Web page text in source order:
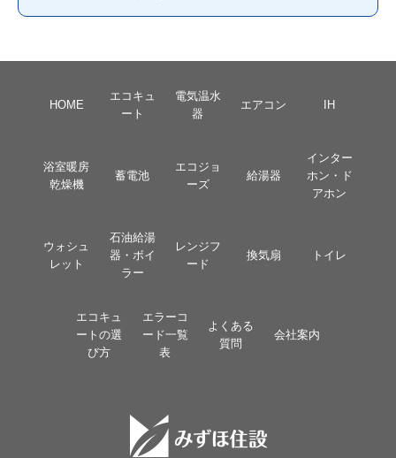
HOME
エコキュ
ート
電気温水
器
エアコン IH
浴室暖房
乾燥機
蓄電池
エコジョ
ーズ
給湯器
インター
ホン・ド
アホン
ウォシュ
レット
石油給湯
器・ボイ
ラー
レンジフ
ード
換気扇 トイレ
エコキュ
ートの選
び方
エラーコ
ード一覧
表
よくある
質問
会社案内